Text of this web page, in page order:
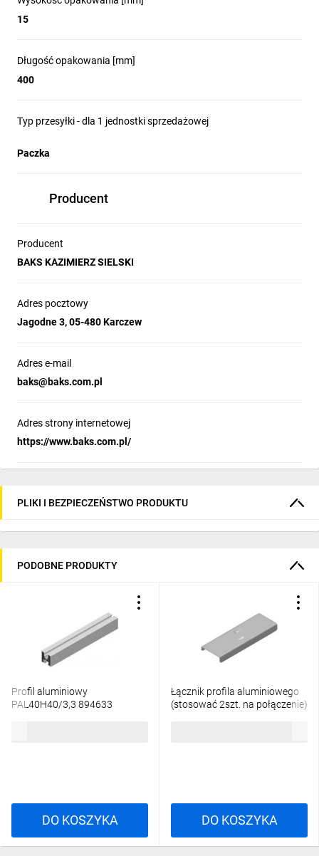
15
Długość opakowania [mm]
400
Typ przesyłki - dla 1 jednostki sprzedażowej
Paczka
Producent
Producent
BAKS KAZIMIERZ SIELSKI
Adres pocztowy
Jagodne 3, 05-480 Karczew
Adres e-mail
baks@baks.com.pl
Adres strony internetowej
https://www.baks.com.pl/
PLIKI I BEZPIECZEŃSTWO PRODUKTU
PODOBNE PRODUKTY
Profil aluminiowy
PAL40H40/3,3 894633
DO KOSZYKA
Łącznik profila aluminiowego
(stosować 2szt. na połączenie)
DO KOSZYKA